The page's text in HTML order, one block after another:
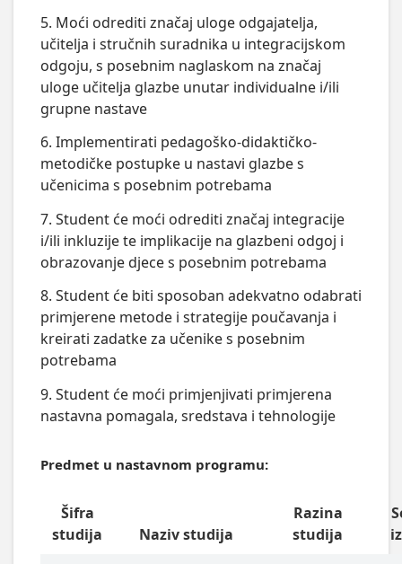
5. Moći odrediti značaj uloge odgajatelja,
učitelja i stručnih suradnika u integracijskom
odgoju, s posebnim naglaskom na značaj
uloge učitelja glazbe unutar individualne i/ili
grupne nastave
6. Implementirati pedagoško-didaktičko-
metodičke postupke u nastavi glazbe s
učenicima s posebnim potrebama
7. Student će moći odrediti značaj integracije
i/ili inkluzije te implikacije na glazbeni odgoj i
obrazovanje djece s posebnim potrebama
8. Student će biti sposoban adekvatno odabrati
primjerene metode i strategije poučavanja i
kreirati zadatke za učenike s posebnim
potrebama
9. Student će moći primjenjivati primjerena
nastavna pomagala, sredstava i tehnologije
Predmet u nastavnom programu:
Šifra
studija
Naziv studija
Razina
studija